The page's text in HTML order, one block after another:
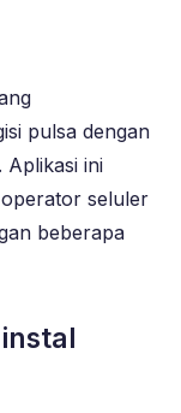
pulsa dengan
Aplikasi ini
seluler
beberapa